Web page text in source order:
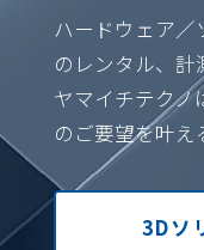
ハードウェア
のレンタル、
ヤマイチテクノ
のご要望を叶え
3Dソ